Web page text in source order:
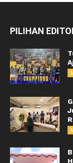
PILIHAN